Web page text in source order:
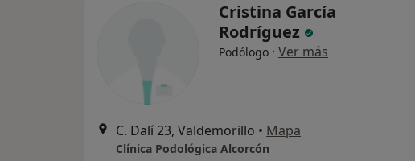
Cristina García
Rodríguez
Podólogo · Ver más
C. Dalí 23, Valdemorillo • Mapa
Clínica Podológica Alcorcón